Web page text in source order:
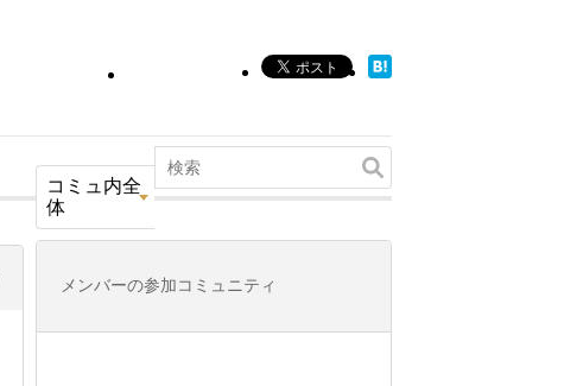
コミュ内全
体
メンバーの参加コミュニティ